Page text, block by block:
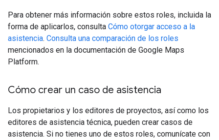
Para obtener más información sobre estos roles, incluida la
forma de aplicarlos, consulta Cómo otorgar acceso a la
asistencia. Consulta una comparación de los roles
mencionados en la documentación de Google Maps
Platform.
Cómo crear un caso de asistencia
Los propietarios y los editores de proyectos, así como los
editores de asistencia técnica, pueden crear casos de
asistencia. Si no tienes uno de estos roles, comunícate con